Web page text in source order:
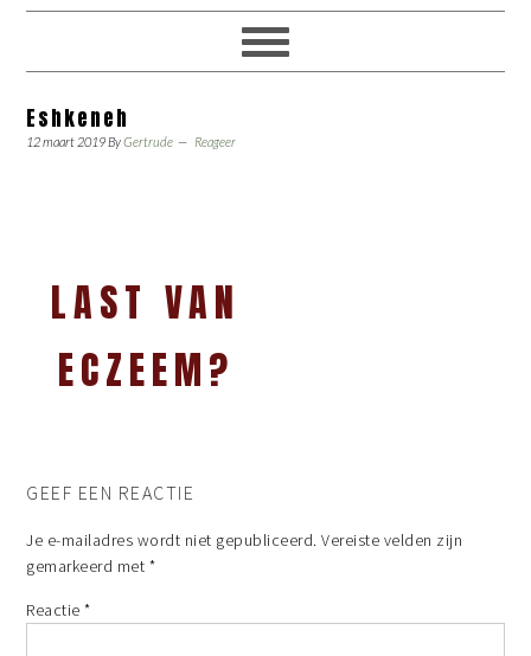
Eshkeneh
12 maart 2019ByGertrude Reageer
LAST VAN
ECZEEM?
GEEF EEN REACTIE
Je e-mailadres wordt niet gepubliceerd. Vereiste velden zijn
gemarkeerd met *
Reactie*